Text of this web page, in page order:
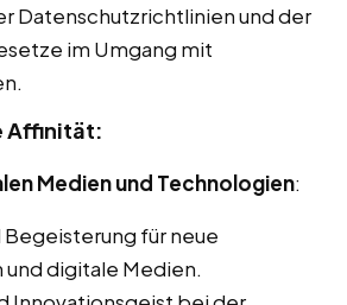
Datenschutzrichtlinien und der
im Umgang mit
Affinität:
Medien und Technologien:
für neue
digitale Medien.